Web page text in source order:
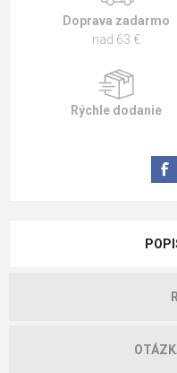
Doprava zadarmo
nad 63 €
Rýchle dodanie